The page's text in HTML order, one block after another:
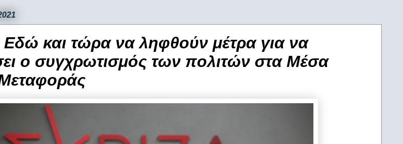
και τώρα να ληφθούν μέτρα για να
ο συγχρωτισμός των πολιτών στα Μέσα